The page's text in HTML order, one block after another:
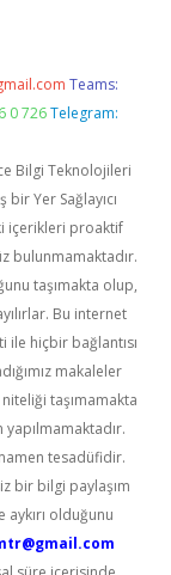
Teams:
0 726 Telegram:
Bilgi Teknolojileri
Yer Sağlayıcı
içerikleri proaktif
bulunmamaktadır.
taşımakta olup,
Bu internet
ile hiçbir bağlantısı
makaleler
taşımamakta
tesadüfidir.
bir bilgi paylaşım
olduğunu